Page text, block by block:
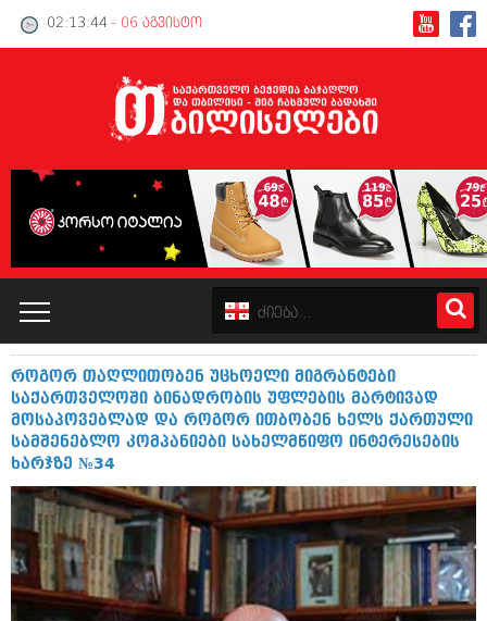
02:13:45 - 06 აგვისტო
პოლიტიკა
კატალოგი
პოლიტიკა
ამბები
საზოგადოება
მოდი, ვილაპარაკოთ
როგორ თაღლითობენ უცხოელი მიგრანტები
საქართველოში ბინადრობის უფლების მარტივად
მოსაპოვებლად და როგორ ითბობენ ხელს ქართული
სამშენებლო კომპანიები სახელმწიფო ინტერესების
ხარჯზე №34